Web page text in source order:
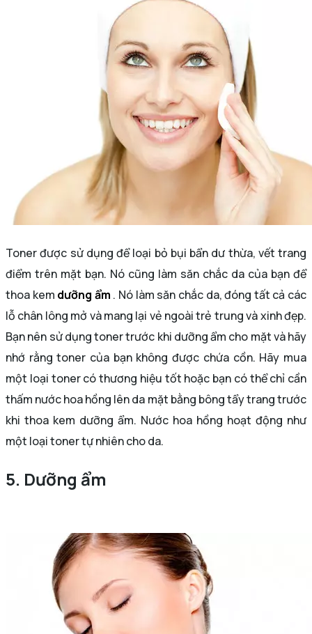
Toner được sử dụng để loại bỏ bụi bẩn dư thừa, vết trang
điểm trên mặt bạn. Nó cũng làm săn chắc da của bạn để
thoa kem dưỡng ẩm . Nó làm săn chắc da, đóng tất cả các
lỗ chân lông mở và mang lại vẻ ngoài trẻ trung và xinh đẹp.
Bạn nên sử dụng toner trước khi dưỡng ẩm cho mặt và hãy
nhớ rằng toner của bạn không được chứa cồn. Hãy mua
một loại toner có thương hiệu tốt hoặc bạn có thể chỉ cần
thấm nước hoa hồng lên da mặt bằng bông tẩy trang trước
khi thoa kem dưỡng ẩm. Nước hoa hồng hoạt động như
một loại toner tự nhiên cho da.
5. Dưỡng ẩm